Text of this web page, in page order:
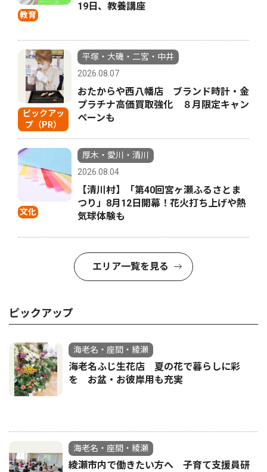
教育
19日、教養講座
ピックアッ
プ（PR）
平塚・大磯・二宮・中井
2026.08.07
おたからや西八幡店 ブランド時計・金
プラチナ高価買取強化 ８月限定キャン
ペーンも
文化
厚木・愛川・清川
2026.08.04
【清川村】「第40回宮ヶ瀬ふるさとま
つり」8月12日開幕！花火打ち上げや熱
気球体験も
エリア一覧を見る
ピックアップ
海老名・座間・綾瀬
海老名ふじ生花店 夏の花で暮らしに彩
を お盆・お彼岸用も充実
海老名・座間・綾瀬
綾瀬市内で働きたい方へ 子育て支援員研